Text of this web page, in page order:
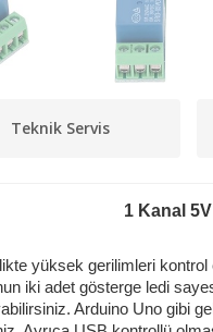
Teknik Servis
1 Kanal
yüksek gerilimleri
iki adet gösterge ledi
Arduino Uno gibi